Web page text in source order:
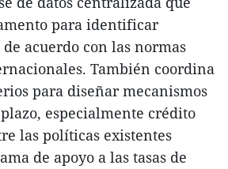
para identificar
acuerdo con las normas
También coordina
para diseñar mecanismos
especialmente crédito
las políticas existentes
de apoyo a las tasas de